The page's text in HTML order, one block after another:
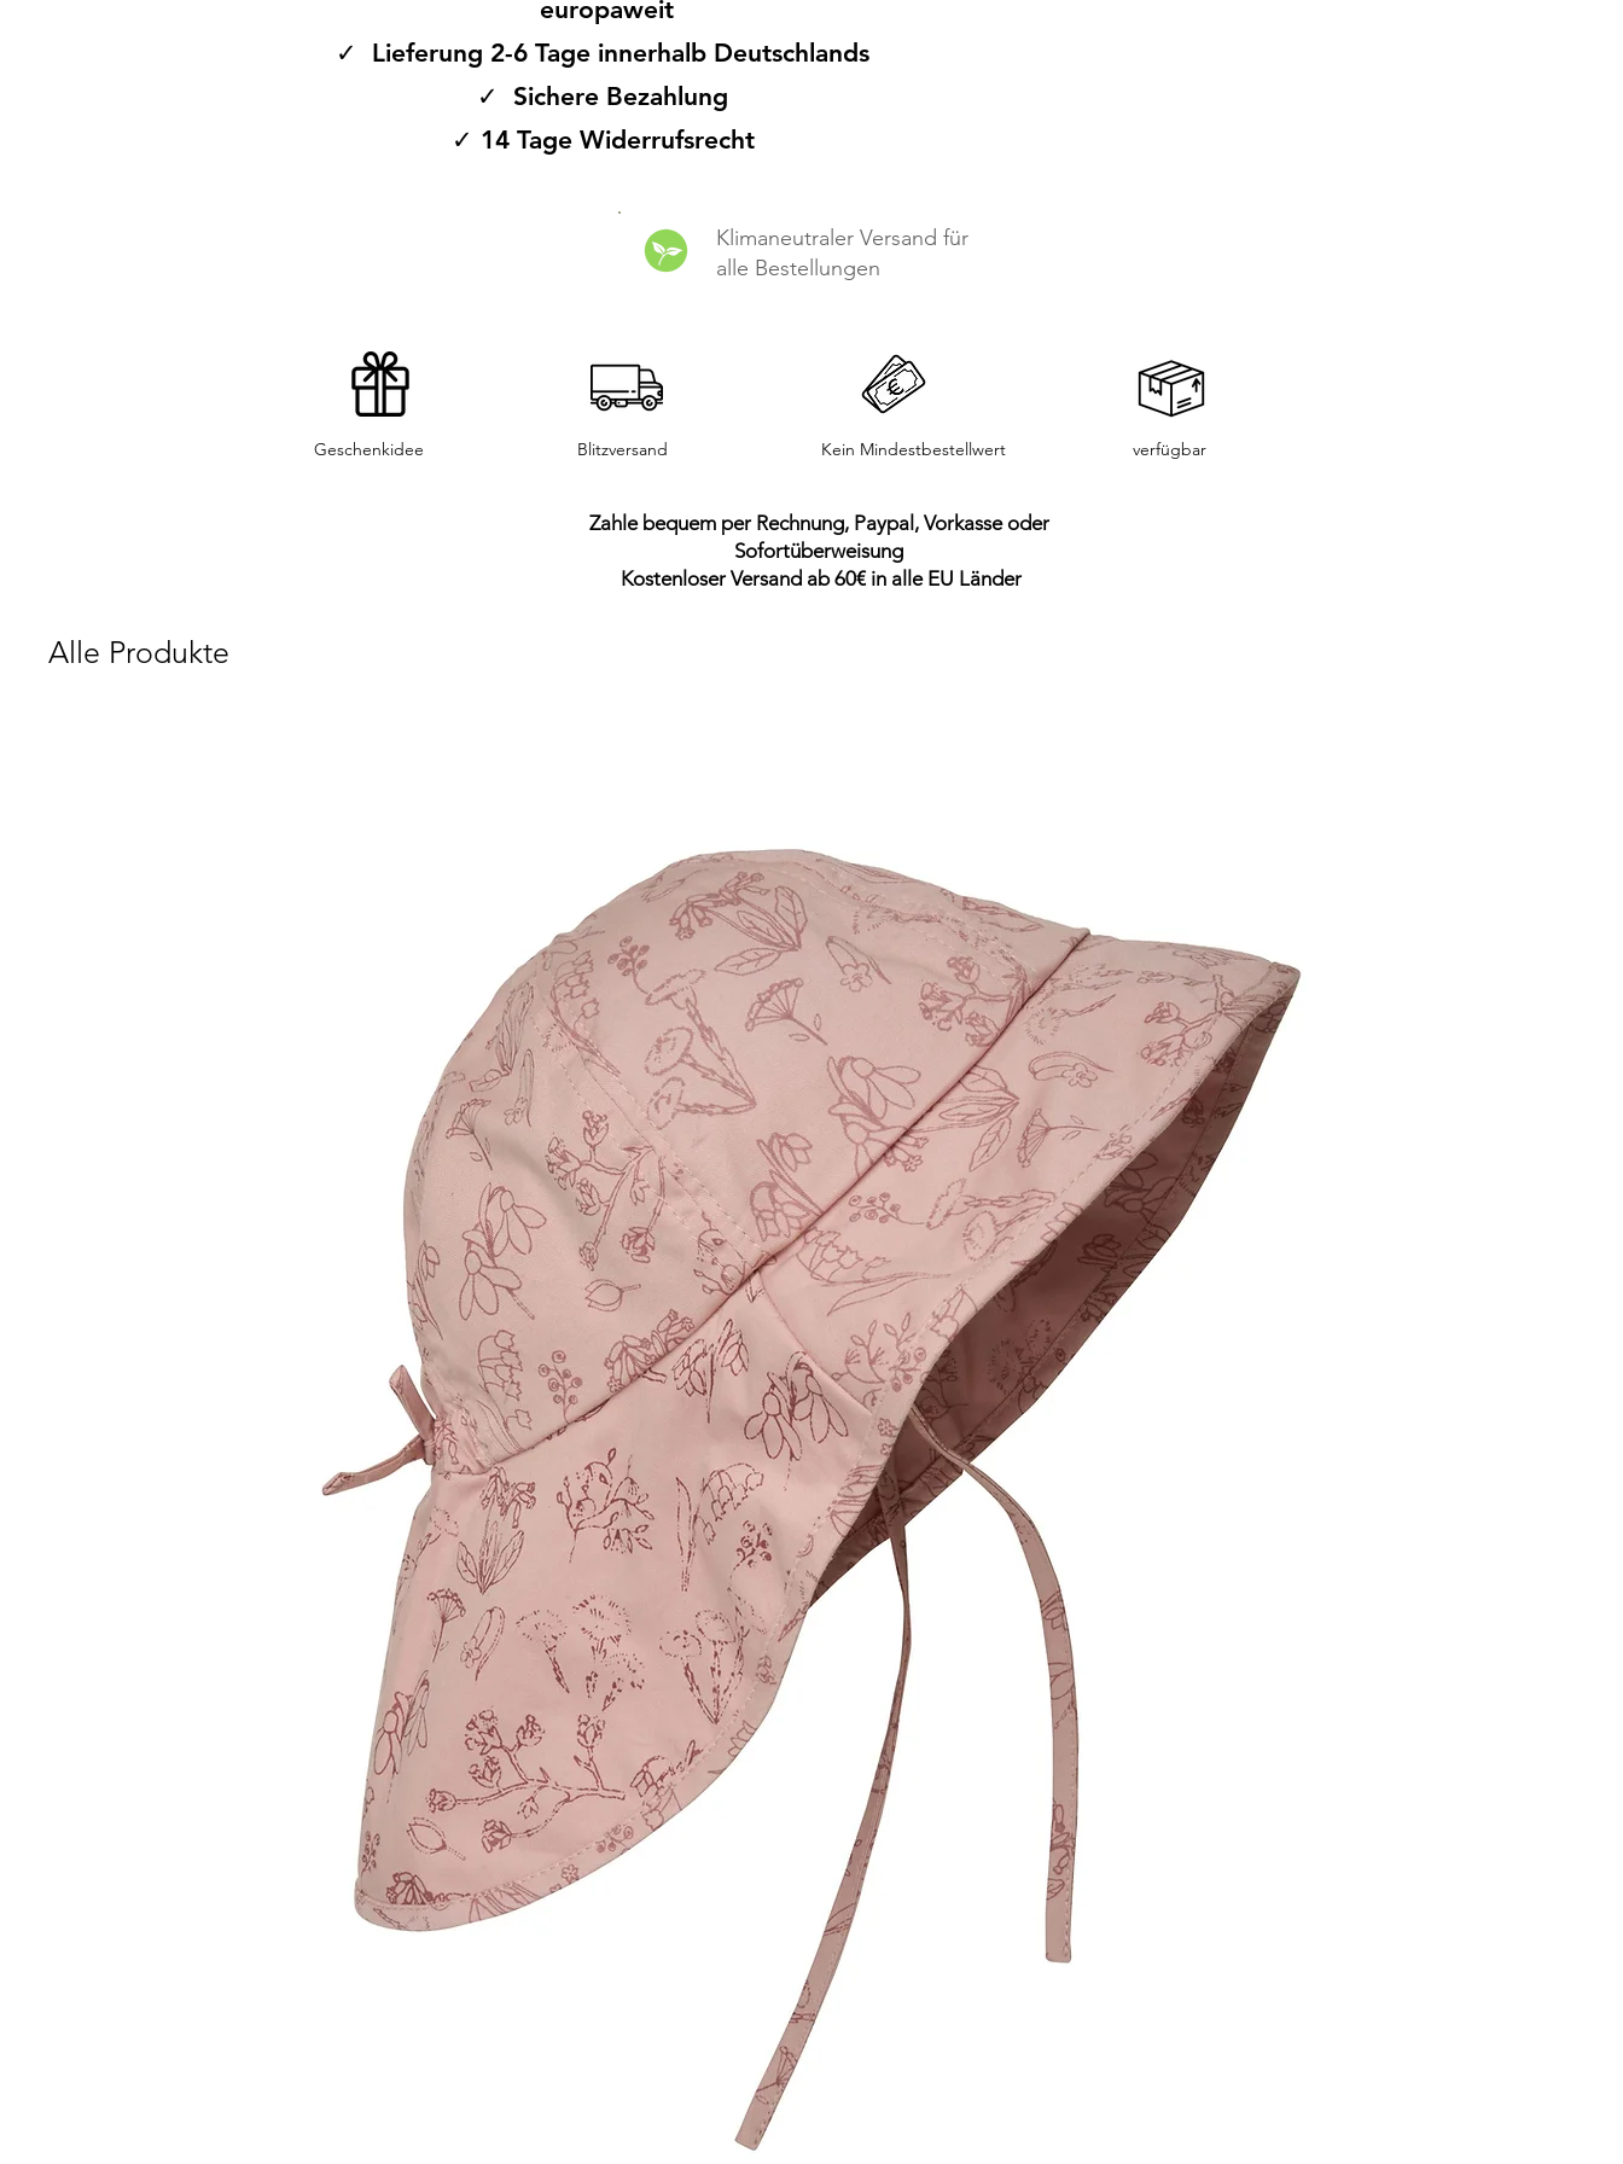
20 = 12,5 21 = 13,2 22 = 13,8 23 = 14,5 24 = 15 25 = 15,7 26 = 16,4 27 =
17,2 28 = 17,9 29 = 18,6 30 = 19,3.
europaweit
✓ Lieferung 2-6 Tage innerhalb Deutschlands
✓ Sichere Bezahlung
✓ 14 Tage Widerrufsrecht
Klimaneutraler Versand für
alle Bestellungen
Geschenkidee Blitzversand Kein Mindestbestellwert verfügbar
Zahle bequem per Rechnung, Paypal, Vorkasse oder
Sofortüberweisung
Kostenloser Versand ab 60€ in alle EU Länder
Alle Produkte